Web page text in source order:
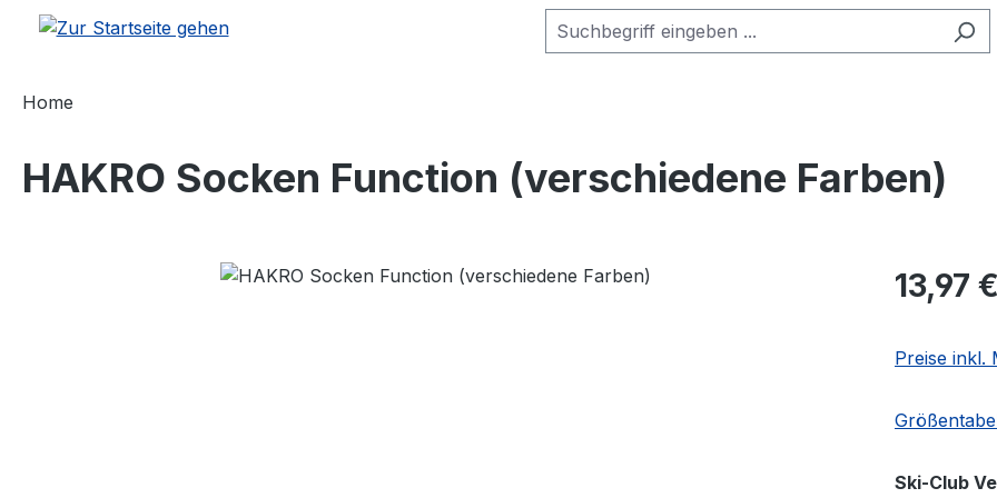
Hauptinhalt springen
Zur Suche springen
Zur Hauptnavigation springen
Home
HAKRO Socken Function (verschiedene Farben)
Bildergalerie überspringen Regulärer
13,97 €
Preise inkl.
Ski-Club